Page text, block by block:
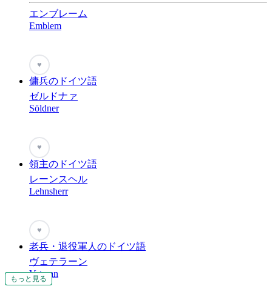
もっと見る
もっと見る
もっと見る
もっと見る
エンブレーム
Emblem
もっと見る
♥
傭兵のドイツ語
ゼルドナァ
Söldner
もっと見る
♥
領主のドイツ語
レーンスヘル
Lehnsherr
♥
老兵・退役軍人のドイツ語
ヴェテラーン
Veteran